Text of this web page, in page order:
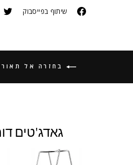
שיתוף בפייסבוק
בחזרה אל
גאדג'טים